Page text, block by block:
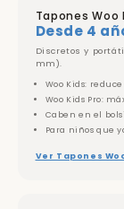
Tapones Woo
Desde 4
Discretos y
mm).
Woo Kids:
Woo Kids Pro:
Caben en el
Para niños que
Ver Tapones